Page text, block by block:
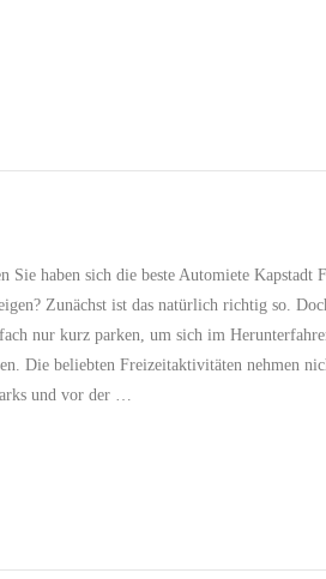
Sie haben sich die beste Automiete Kapstadt
Zunächst ist das natürlich richtig so.
nur kurz parken, um sich im
Die beliebten Freizeitaktivitäten nehmen
und vor der …